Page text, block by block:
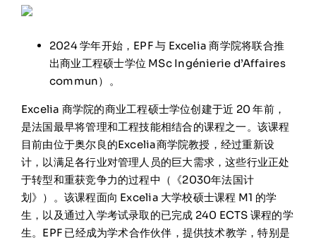
2024 学年开始，EPF 与 Excelia 商学院将联合推
出商业工程硕士学位 MSc Ingénierie d’Affaires
commun）。
Excelia 商学院的商业工程硕士学位创建于近 20 年前，
是法国最早将管理和工程技能相结合的课程之一。该课程
目前由位于奥尔良的Excelia商学院教授，经过重新设
计，以满足各行业对管理人员的巨大需求，这些行业正处
于转型和重获竞争力的过程中（《2030年法国计
划》）。该课程面向 Excelia 大学校硕士课程 M1 的学
生，以及通过入学考试录取的已完成 240 ECTS 课程的学
生。EPF 已经成为学术合作伙伴，提供技术教学，特别是